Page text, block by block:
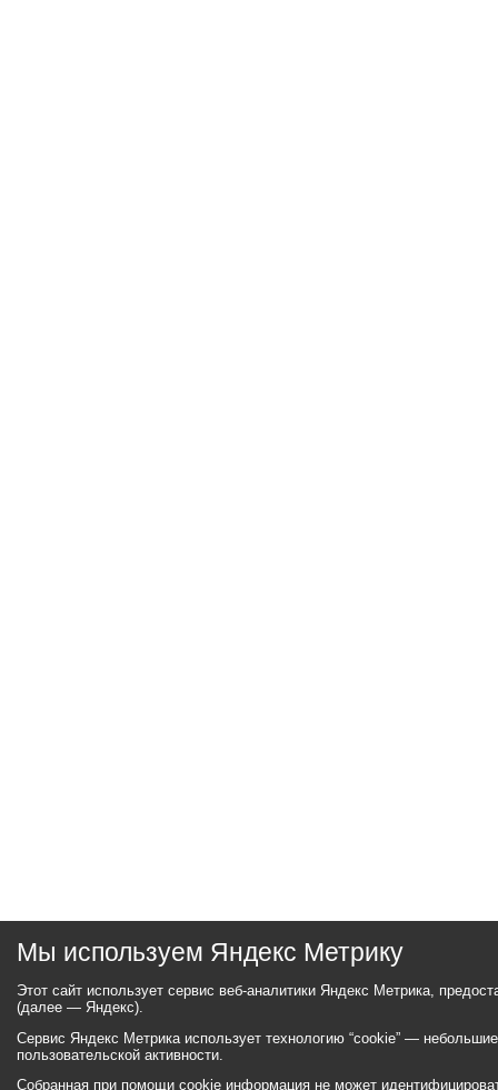
Мы используем Яндекс Метрику
Этот сайт использует сервис веб-аналитики Яндекс Метрика,
(далее — Яндекс).
Сервис Яндекс Метрика использует технологию “cookie” —
пользовательской активности.
Собранная при помощи cookie информация не может